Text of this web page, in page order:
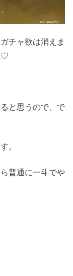
チャ欲は消えま
♡
と思うので、で
。
普通に一斗でや